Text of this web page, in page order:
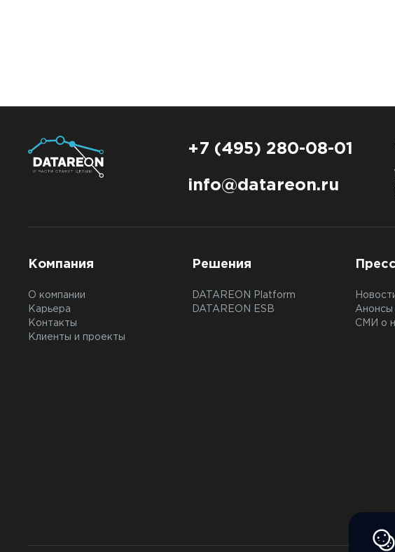
+7 (495) 280-08-01
info@datareon.ru
Компания
О компании
Карьера
Контакты
Клиенты и проекты
Решения
DATAREON Platform
DATAREON ESB
Анонсы
СМИ о